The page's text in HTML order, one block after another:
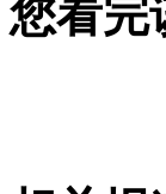
您看完